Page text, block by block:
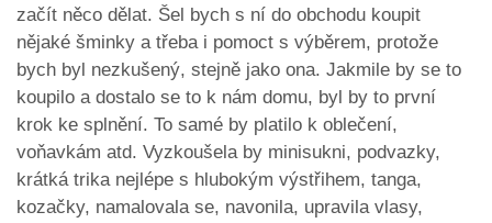
začít něco dělat. Šel bych s ní do obchodu koupit
nějaké šminky a třeba i pomoct s výběrem, protože
bych byl nezkušený, stejně jako ona. Jakmile by se to
koupilo a dostalo se to k nám domu, byl by to první
krok ke splnění. To samé by platilo k oblečení,
voňavkám atd. Vyzkoušela by minisukni, podvazky,
krátká trika nejlépe s hlubokým výstřihem, tanga,
kozačky, namalovala se, navonila, upravila vlasy,